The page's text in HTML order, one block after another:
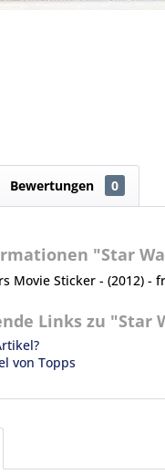
Bewertungen 0
"Star
Movie Sticker - (2012) -
Links zu "Star
von Topps